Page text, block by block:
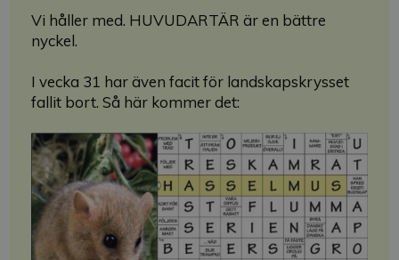
Vi håller med. HUVUDARTÄR är en bättre
nyckel.
I vecka 31 har även facit för landskapskrysset
fallit bort. Så här kommer det: